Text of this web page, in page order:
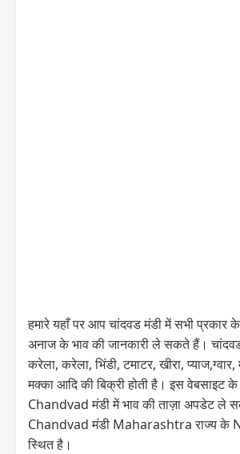
हमारे यहाँ पर आप चांदवड मंडी में सभी प्रकार
अनाज के भाव की जानकारी ले सकते हैं।
करेला, करेला, भिंडी, टमाटर, खीरा, प्याज,ग्वार,
मक्का आदि की बिक्री होती है। इस वेबसाइट
Chandvad मंडी में भाव की ताज़ा अपडेट ले
Chandvad मंडी Maharashtra राज्य के
स्थित है।